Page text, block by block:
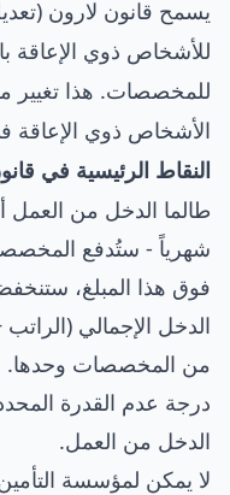
للأشخاص ذوي الإعاقة
للمخصصات. هذا تغيير
الأشخاص ذوي
النقاط الرئيسية في
شهرياً - ستُدفع
فوق هذا المبلغ،
الدخل الإجمالي
من المخصصات وحدها.
درجة عدم القدرة
الدخل من العمل.
لا يمكن لمؤسسة